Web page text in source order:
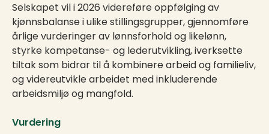
Selskapet vil i 2026 videreføre oppfølging av
kjønnsbalanse i ulike stillingsgrupper, gjennomføre
årlige vurderinger av lønnsforhold og likelønn,
styrke kompetanse- og lederutvikling, iverksette
tiltak som bidrar til å kombinere arbeid og familieliv,
og videreutvikle arbeidet med inkluderende
arbeidsmiljø og mangfold.
Vurdering